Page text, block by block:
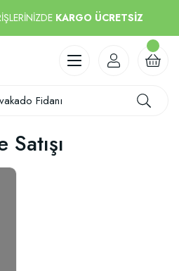
KARGO ÜCRETSİZ